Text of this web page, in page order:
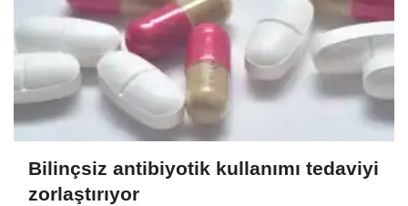
Bilinçsiz antibiyotik kullanımı tedaviyi
zorlaştırıyor